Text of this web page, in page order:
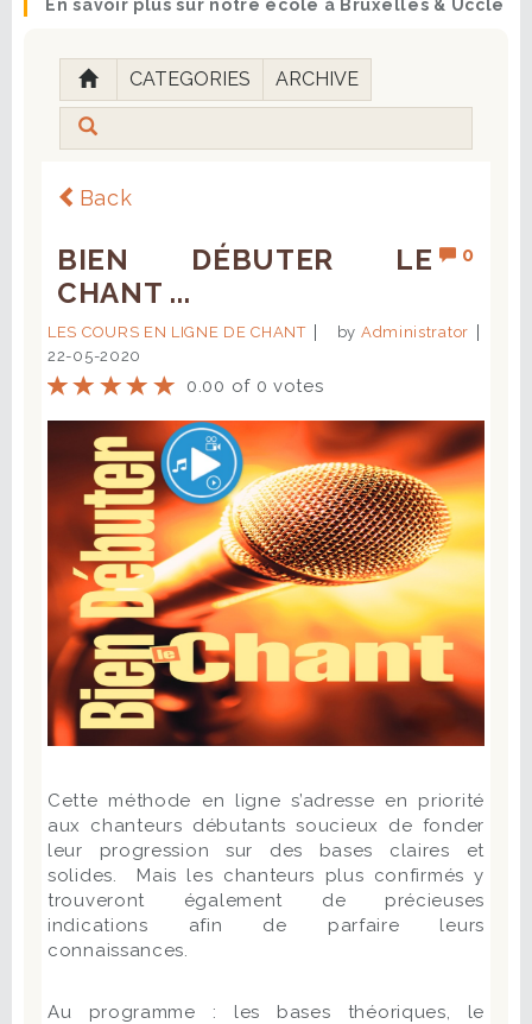
En savoir plus sur notre école à Bruxelles & Uccle
CATEGORIES ARCHIVE
Back
0
BIEN DÉBUTER LE
CHANT ...
LES COURS EN LIGNE DE CHANT by Administrator
22-05-2020
0.00 of 0 votes
Cette méthode en ligne s’adresse en priorité
aux chanteurs débutants soucieux de fonder
leur progression sur des bases claires et
solides. Mais les chanteurs plus confirmés y
trouveront également de précieuses
indications afin de parfaire leurs
connaissances.
Au programme : les bases théoriques, le